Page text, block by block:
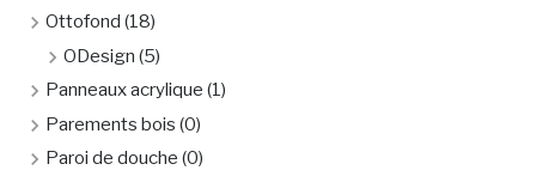
Ottofond (18)
ODesign (5)
Panneaux acrylique (1)
Parements bois (0)
Paroi de douche (0)